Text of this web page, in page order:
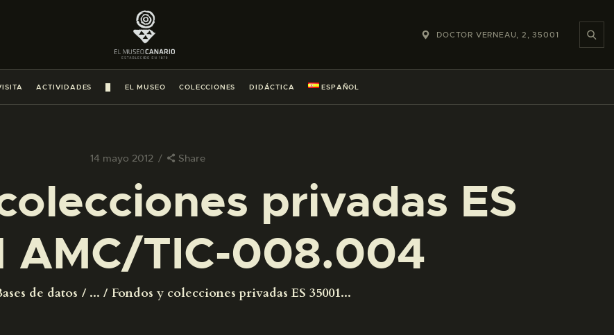
DOCTOR VERNEAU, 2, 35001
ACTIVIDADES EL MUSEO COLECCIONES DIDÁCTICA ESPAÑOL
14 mayo 2012 Share
privadas ES
AMC/TIC-008.004
de datos ... Fondos y colecciones privadas ES 35001...
PREPARAR LA VISITA
ESPAÑOL